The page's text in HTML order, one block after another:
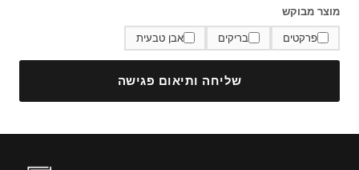
מוצר מבוקש
פרקטים בריקים אבן טבעית
שליחה ותיאום פגישה